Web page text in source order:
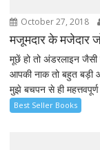
October 27, 2018
मजूमदार के मजेदार
मूछें हो तो अंडरलाइन
आपकी नाक तो बहुत बड़ी
मुझे बचपन से ही
Best Seller Books